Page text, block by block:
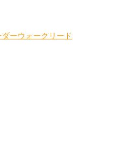
ーウォークリード